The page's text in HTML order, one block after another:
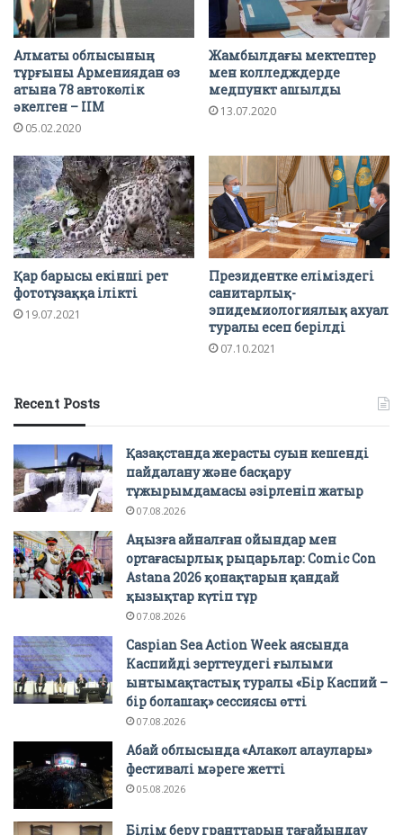
Алматы облысының
тұрғыны Армениядан өз
атына 78 автокөлік
әкелген – ІІМ
05.02.2020
Жамбылдағы мектептер
мен колледждерде
медпункт ашылды
13.07.2020
Қар барысы екінші рет
фототұзаққа ілікті
19.07.2021
Президентке еліміздегі
санитарлық-
эпидемиологиялық ахуал
туралы есеп берілді
07.10.2021
Recent Posts
Қазақстанда жерасты суын кешенді
пайдалану және басқару
тұжырымдамасы әзірленіп жатыр
07.08.2026
Аңызға айналған ойындар мен
ортағасырлық рыцарьлар: Comic Con
Astana 2026 қонақтарын қандай
қызықтар күтіп тұр
07.08.2026
Caspian Sea Action Week аясында
Каспийді зерттеудегі ғылыми
ынтымақтастық туралы «Бір Каспий –
бір болашақ» сессиясы өтті
07.08.2026
Абай облысында «Алакөл алаулары»
фестивалі мәреге жетті
05.08.2026
Білім беру гранттарын тағайындау